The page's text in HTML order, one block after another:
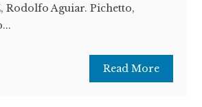
Rodolfo Aguiar. Pichetto,
Read More